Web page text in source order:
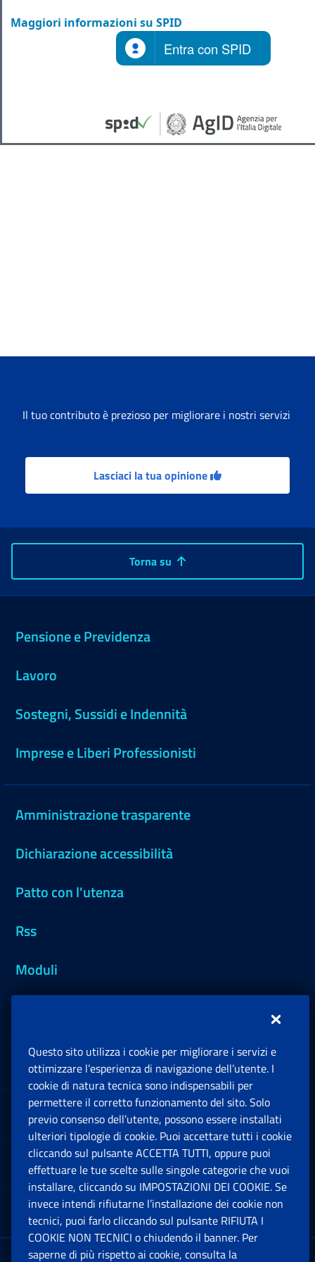
Il tuo contributo è prezioso per migliorare i nostri servizi
Lasciaci la tua opinione
Torna su
Pensione e Previdenza
Lavoro
Sostegni, Sussidi e Indennità
Imprese e Liberi Professionisti
Amministrazione trasparente
Dichiarazione accessibilità
Patto con l'utenza
Rss
Moduli
Sedi e Contatti
Software
Note Legali
App mobile
Questo sito utilizza i cookie per migliorare i servizi e
ottimizzare l’esperienza di navigazione dell’utente. I
cookie di natura tecnica sono indispensabili per
permettere il corretto funzionamento del sito. Solo
previo consenso dell’utente, possono essere installati
ulteriori tipologie di cookie. Puoi accettare tutti i cookie
cliccando sul pulsante ACCETTA TUTTI, oppure puoi
effettuare le tue scelte sulle singole categorie che vuoi
installare, cliccando su IMPOSTAZIONI DEI COOKIE. Se
invece intendi rifiutarne l’installazione dei cookie non
tecnici, puoi farlo cliccando sul pulsante RIFIUTA I
COOKIE NON TECNICI o chiudendo il banner. Per
saperne di più rispetto ai cookie, consulta la